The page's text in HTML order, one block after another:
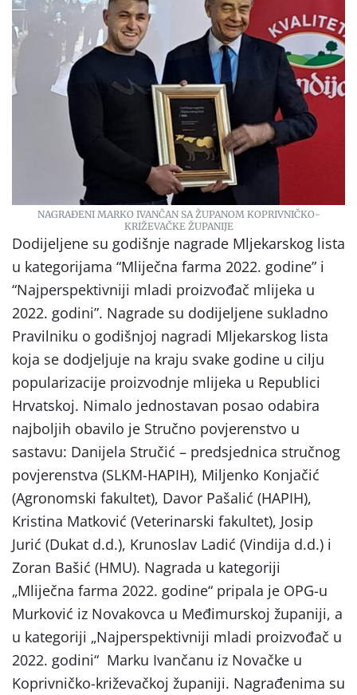
NAGRAĐENI MARKO IVANČAN SA ŽUPANOM KOPRIVNIČKO-
KRIŽEVAČKE ŽUPANIJE
Dodijeljene su godišnje nagrade Mljekarskog lista
u kategorijama “Mliječna farma 2022. godine” i
“Najperspektivniji mladi proizvođač mlijeka u
2022. godini”. Nagrade su dodijeljene sukladno
Pravilniku o godišnjoj nagradi Mljekarskog lista
koja se dodjeljuje na kraju svake godine u cilju
popularizacije proizvodnje mlijeka u Republici
Hrvatskoj. Nimalo jednostavan posao odabira
najboljih obavilo je Stručno povjerenstvo u
sastavu: Danijela Stručić – predsjednica stručnog
povjerenstva (SLKM-HAPIH), Miljenko Konjačić
(Agronomski fakultet), Davor Pašalić (HAPIH),
Kristina Matković (Veterinarski fakultet), Josip
Jurić (Dukat d.d.), Krunoslav Ladić (Vindija d.d.) i
Zoran Bašić (HMU). Nagrada u kategoriji
„Mliječna farma 2022. godine“ pripala je OPG-u
Murković iz Novakovca u Međimurskoj županiji, a
u kategoriji „Najperspektivniji mladi proizvođač u
2022. godini“ Marku Ivančanu iz Novačke u
Koprivničko-križevačkoj županiji. Nagrađenima su